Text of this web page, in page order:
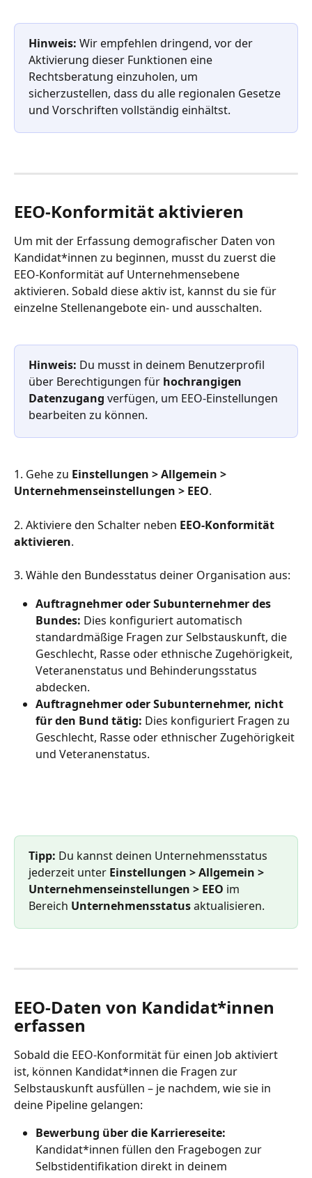
Hinweis: Wir empfehlen dringend, vor der
Aktivierung dieser Funktionen eine
Rechtsberatung einzuholen, um
sicherzustellen, dass du alle regionalen Gesetze
und Vorschriften vollständig einhältst.
EEO-Konformität aktivieren
Um mit der Erfassung demografischer Daten von
Kandidat*innen zu beginnen, musst du zuerst die
EEO-Konformität auf Unternehmensebene
aktivieren. Sobald diese aktiv ist, kannst du sie für
einzelne Stellenangebote ein- und ausschalten.
Hinweis: Du musst in deinem Benutzerprofil
über Berechtigungen für hochrangigen
Datenzugang verfügen, um EEO-Einstellungen
bearbeiten zu können.
1. Gehe zu Einstellungen > Allgemein >
Unternehmenseinstellungen > EEO.
2. Aktiviere den Schalter neben EEO-Konformität
aktivieren.
3. Wähle den Bundesstatus deiner Organisation aus:
Auftragnehmer oder Subunternehmer des
Bundes: Dies konfiguriert automatisch
standardmäßige Fragen zur Selbstauskunft, die
Geschlecht, Rasse oder ethnische Zugehörigkeit,
Veteranenstatus und Behinderungsstatus
abdecken.
Auftragnehmer oder Subunternehmer, nicht
für den Bund tätig: Dies konfiguriert Fragen zu
Geschlecht, Rasse oder ethnischer Zugehörigkeit
und Veteranenstatus.
Tipp: Du kannst deinen Unternehmensstatus
jederzeit unter Einstellungen > Allgemein >
Unternehmenseinstellungen > EEO im
Bereich Unternehmensstatus aktualisieren.
EEO-Daten von Kandidat*innen
erfassen
Sobald die EEO-Konformität für einen Job aktiviert
ist, können Kandidat*innen die Fragen zur
Selbstauskunft ausfüllen – je nachdem, wie sie in
deine Pipeline gelangen:
Bewerbung über die Karriereseite:
Kandidat*innen füllen den Fragebogen zur
Selbstidentifikation direkt in deinem